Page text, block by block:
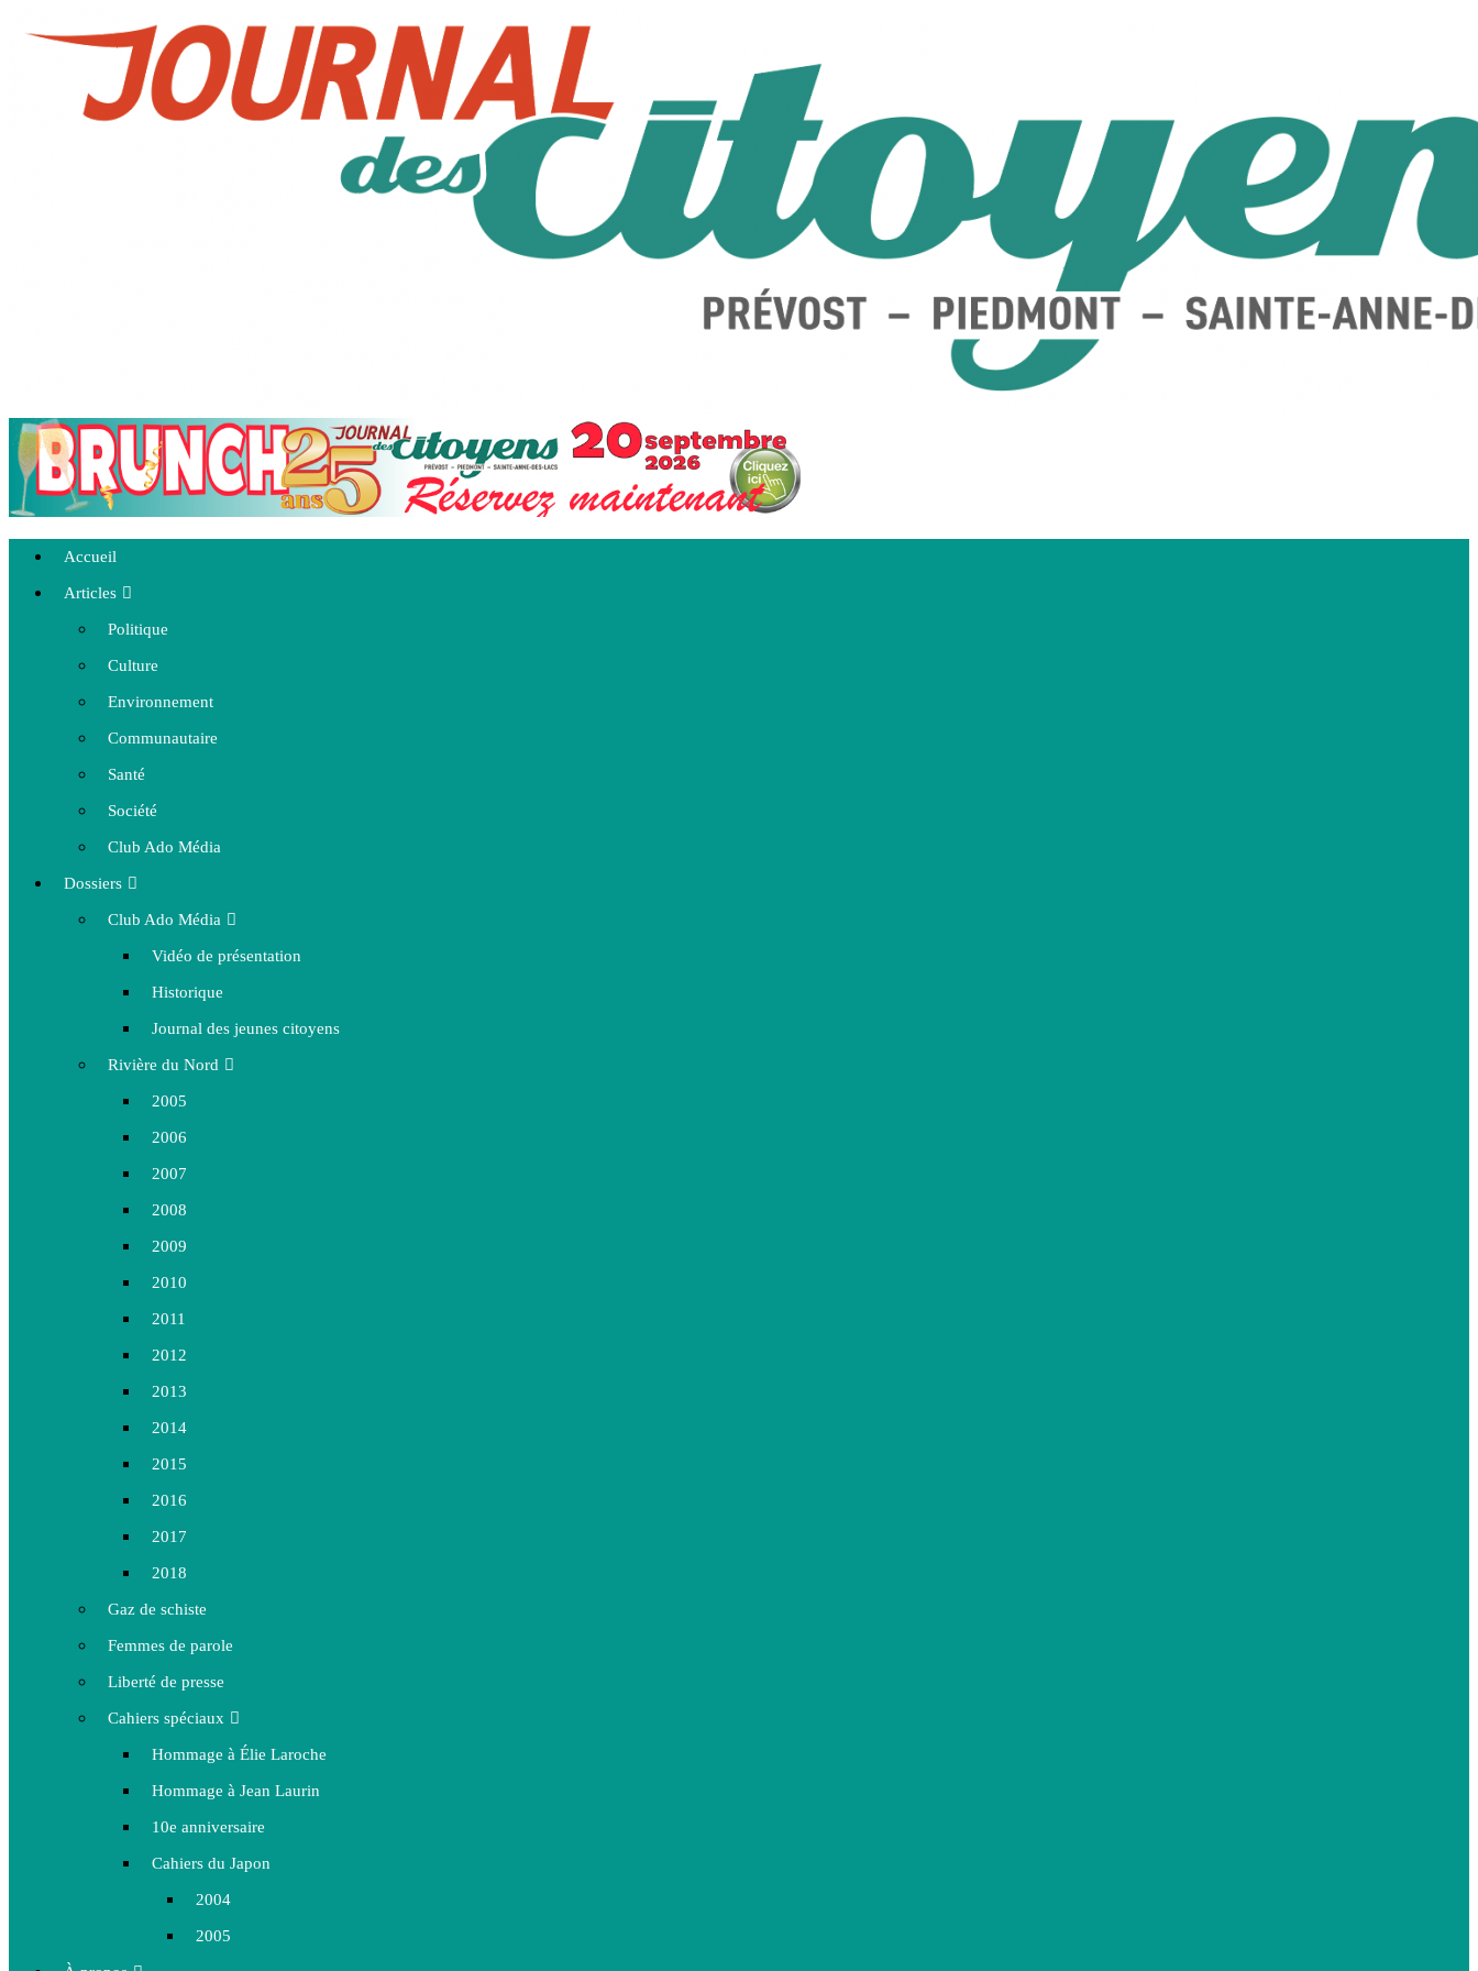
Accueil
Articles
Politique
Culture
Environnement
Communautaire
Santé
Société
Club Ado Média
Dossiers
Club Ado Média
Vidéo de présentation
Historique
Journal des jeunes citoyens
Rivière du Nord
2005
2006
2007
2008
2009
2010
2011
2012
2013
2014
2015
2016
2017
2018
Gaz de schiste
Femmes de parole
Liberté de presse
Cahiers spéciaux
Hommage à Élie Laroche
Hommage à Jean Laurin
10e anniversaire
Cahiers du Japon
2004
2005